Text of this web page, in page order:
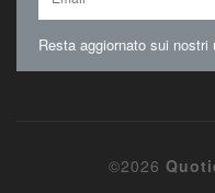
Resta aggiornato sui nostri
©2026